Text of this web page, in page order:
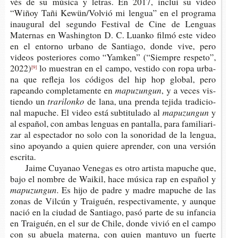
“Wiñoy Tañi Kewün/Vol­vió mi len­gua” en el pro­gra­ma
inau­gu­ral del segun­do Fes­ti­val de Cine de Len­guas
Mater­nas en Washing­ton D. C. Luan­ko filmó este video
en el entorno urbano de San­tia­go, donde vive, pero
videos pos­te­rio­res como “Yamken” (“Siem­pre res­pe­to”,
2022)[9] lo mues­tran en el campo, ves­ti­do con ropa urba­
na que refle­ja los códi­gos del hip hop glo­bal, pero
rapean­do com­ple­ta­men­te enmapuzungun, y a veces vis­
tien­do untrarilonko de lana, una pren­da teji­da tra­di­cio­
nal mapu­che. El video está sub­ti­tu­la­do almapuzungun y
al espa­ñol, con ambas len­guas en pan­ta­lla, para fami­lia­ri­
zar al espec­ta­dor no solo con la sono­ri­dad de la len­gua,
sino apo­yan­do a quien quie­re apren­der, con una ver­sión
escrita.
Jaime Cuya­nao Vene­gas es otro artis­ta mapu­che que,
bajo el nom­bre de Wai­kil, hace músi­ca rap en espa­ñol y
mapuzungun. Es hijo de padre y madre mapu­che de las
zonas de Vil­cún y Trai­guén, res­pec­ti­va­men­te, y aun­que
nació en la ciu­dad de San­tia­go, pasó parte de su infan­cia
en Trai­guén, en el sur de Chile, donde vivió en el campo
con su abue­la mater­na, con quien man­tu­vo un fuer­te